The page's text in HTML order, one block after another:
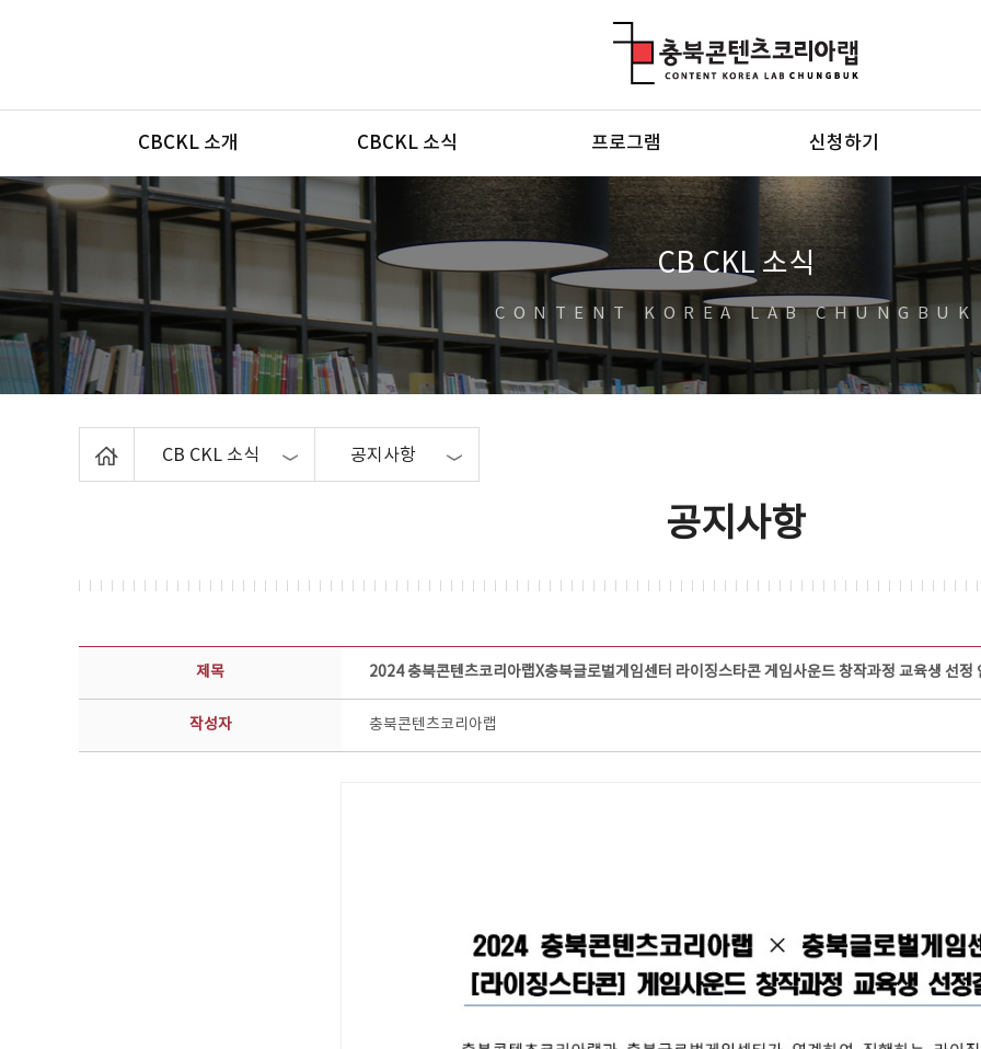
메뉴
CBCKL 소개 CBCKL 소식 프로그램 신청하기
CB CKL 소식
CONTENT KOREA LAB CHUNGBUK
CB CKL 소식 공지사항
공지사항
공지사항 상세보기 - 제목, 담당부서, 담당자, 담당연락처, 내용, 첨부파일 정보 제공
제목 2024 충북콘텐츠코리아랩X충북글로벌게임센터 라이징스타콘 게임사운드 창작과정 교육생 선정
작성자 충북콘텐츠코리아랩